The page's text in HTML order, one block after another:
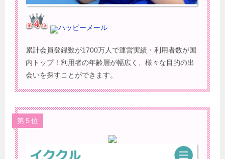
ハッピーメール
累計会員登録数が1700万人で運営実績・利用者数が国
内トップ！利用者の年齢層が幅広く、様々な目的の出
会いを探すことができます。
第５位